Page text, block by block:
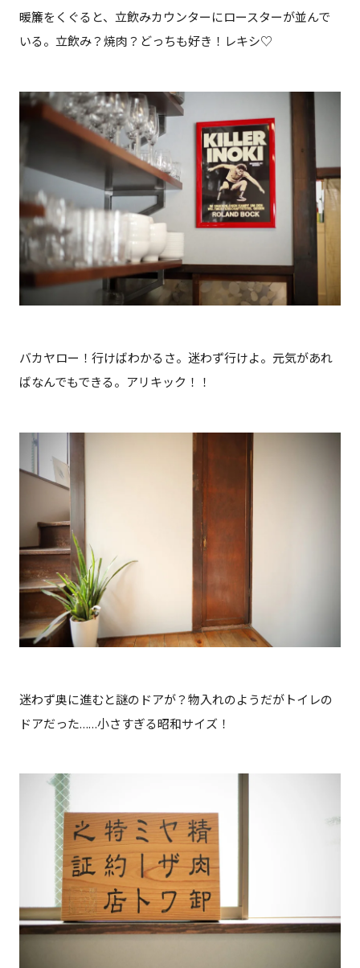
暖簾をくぐると、立飲みカウンターにロースターが並んで
いる。立飲み？焼肉？どっちも好き！レキシ♡
バカヤロー！行けばわかるさ。迷わず行けよ。元気があれ
ばなんでもできる。アリキック！！
迷わず奥に進むと謎のドアが？物入れのようだがトイレの
ドアだった……小さすぎる昭和サイズ！